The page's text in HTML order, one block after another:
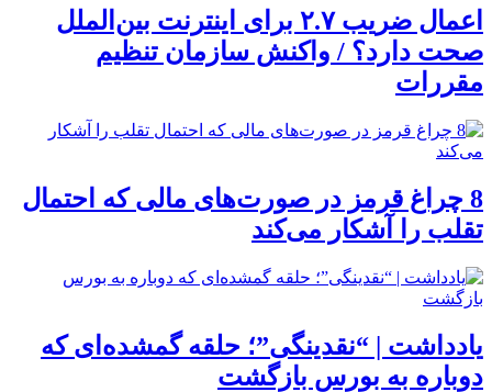
اعمال ضریب ۲.۷ برای اینترنت بین‌الملل
صحت دارد؟ / واکنش سازمان تنظیم
مقررات
8 چراغ قرمز در صورت‌های مالی که احتمال
تقلب را آشکار می‌کند
یادداشت | “نقدینگی”؛ حلقه گمشده‌ای که
دوباره به بورس بازگشت